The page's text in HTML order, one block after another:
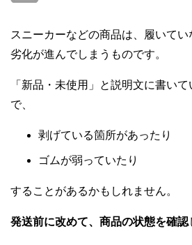
スニーカーなどの商品は、履いて
劣化が進んでしまうものです。
「新品・未使用」と説明文に書い
で、
剥げている箇所があったり
ゴムが弱っていたり
することがあるかもしれません。
発送前に改めて、商品の状態を確認